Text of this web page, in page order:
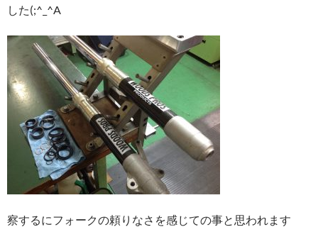
した(;^_^A
察するにフォークの頼りなさを感じての事と思われます